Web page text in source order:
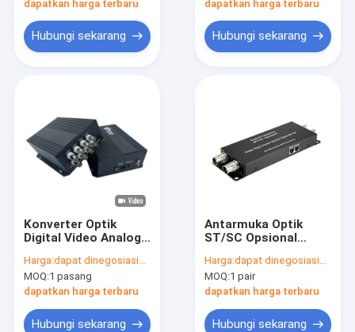
dapatkan harga terbaru
Hubungi sekarang
dapatkan harga terbaru
Hubungi sekarang
Konverter Optik
Digital Video Analog
Pada Kabel Koaksial
DC5V DC12V CE
Harga:dapat dinegosiasikan
MOQ:1 pasang
dapatkan harga terbaru
Hubungi sekarang
Antarmuka Optik
ST/SC Opsional
Converter dengan
BNC Video Interface
-8-3dBm Daya Keluar
Harga:dapat dinegosiasikan
MOQ:1 pair
dapatkan harga terbaru
Hubungi sekarang